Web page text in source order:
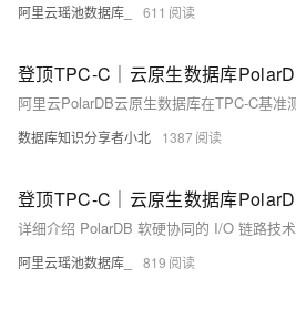
阿里云瑶池数据库_ 611
数据库知识分享者小北 1387
详细介绍 PolarDB 软硬协同的 I/O 链路技术
阿里云瑶池数据库_ 819